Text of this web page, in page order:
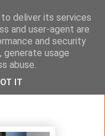
deliver its services
and user-agent are
and security
usage
abuse.
IT